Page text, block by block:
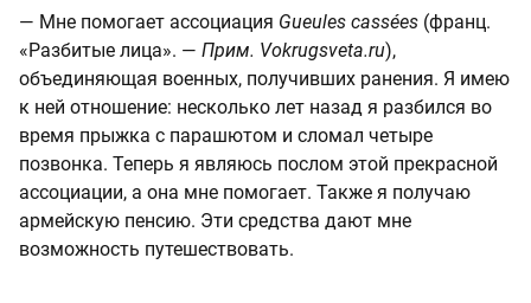
— Мне помогает ассоциация Gueules cassées (франц.
«Разбитые лица». — Прим. Vokrugsveta.ru),
объединяющая военных, получивших ранения. Я имею
к ней отношение: несколько лет назад я разбился во
время прыжка с парашютом и сломал четыре
позвонка. Теперь я являюсь послом этой прекрасной
ассоциации, а она мне помогает. Также я получаю
армейскую пенсию. Эти средства дают мне
возможность путешествовать.